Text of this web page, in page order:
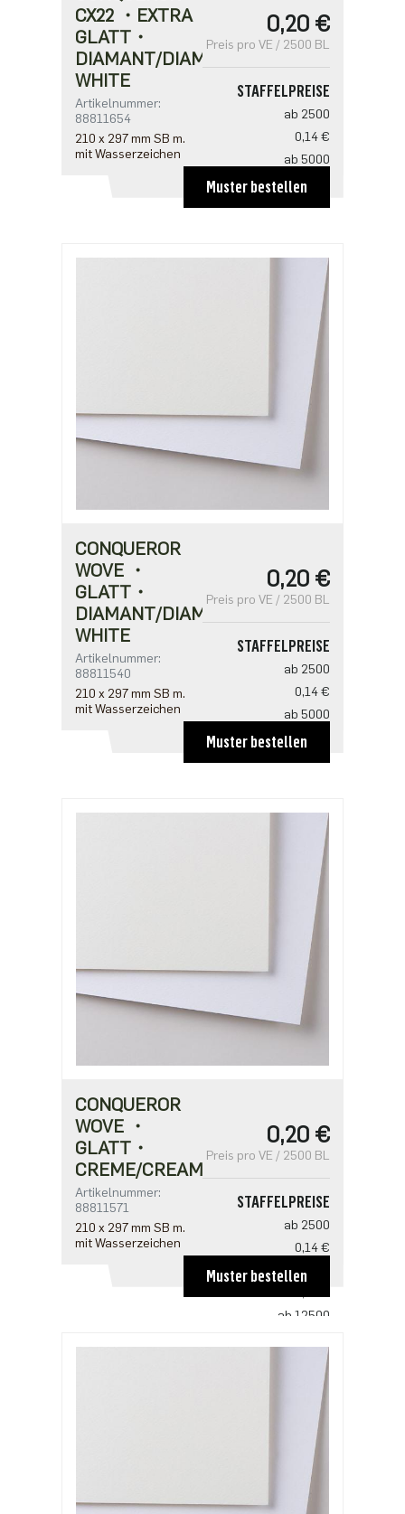
CX22 ・EXTRA
GLATT・
DIAMANT/DIAMOND
WHITE
Artikelnummer:
88811654
210 x 297 mm SB m.
mit Wasserzeichen
0,20 €
Preis pro VE / 2500 BL
STAFFELPREISE
ab 2500
0,14 €
ab 5000
0,12 €
ab 12500
0,10 €
Muster bestellen
CONQUEROR
WOVE ・
GLATT・
DIAMANT/DIAMOND
WHITE
Artikelnummer:
88811540
210 x 297 mm SB m.
mit Wasserzeichen
0,20 €
Preis pro VE / 2500 BL
STAFFELPREISE
ab 2500
0,14 €
ab 5000
0,12 €
ab 12500
0,10 €
Muster bestellen
CONQUEROR
WOVE ・
GLATT・
CREME/CREAM
Artikelnummer:
88811571
210 x 297 mm SB m.
mit Wasserzeichen
0,20 €
Preis pro VE / 2500 BL
STAFFELPREISE
ab 2500
0,14 €
ab 5000
ab 12500
ab 25000
0,10 €
Muster bestellen